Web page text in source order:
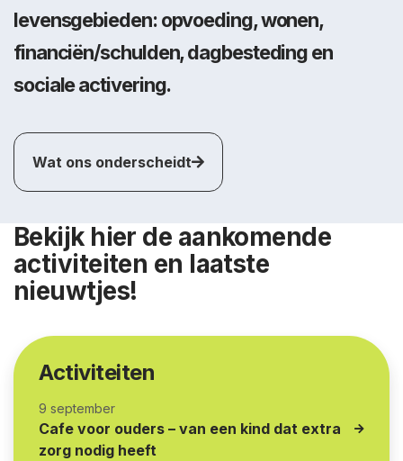
levensgebieden: opvoeding, wonen,
financiën/schulden, dagbesteding en
sociale activering.
Wat ons onderscheidt
Bekijk hier de aankomende
activiteiten en laatste
nieuwtjes!
Activiteiten
9 september
Cafe voor ouders – van een kind dat extra
zorg nodig heeft